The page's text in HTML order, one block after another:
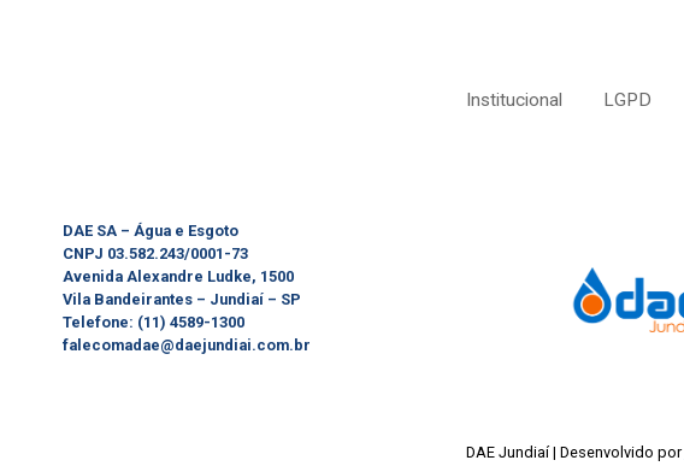
Institucional LGPD
DAE SA – Água e Esgoto
CNPJ 03.582.243/0001-73
Avenida Alexandre Ludke, 1500
Vila Bandeirantes – Jundiaí – SP
Telefone: (11) 4589-1300
falecomadae@daejundiai.com.br
DAE Jundiaí Desenvolvido por